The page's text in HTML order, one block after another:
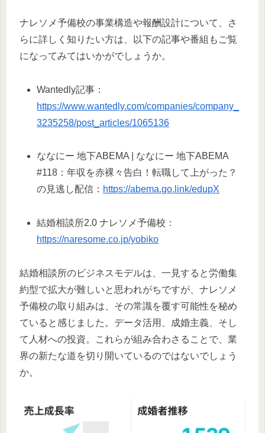
ナレソメ予備校の事業構造や報酬設計について、さ
らに詳しく知りたい方は、以下の記事や番組もご覧
になってみてはいかがでしょうか。
Wantedly記事：
https://www.wantedly.com/companies/company_
3235258/post_articles/1065136
ななにー 地下ABEMA | ななにー 地下ABEMA
#118：年収を赤裸々告白！転職して上がった？
の見逃し配信： https://abema.go.link/edupX
結婚相談所2.0 ナレソメ予備校：
https://naresome.co.jp/yobiko
結婚相談所のビジネスモデルは、一見すると労働集
約型で拡大が難しいと思われがちですが、ナレソメ
予備校の取り組みは、その常識を覆す可能性を秘め
ていると感じました。データ活用、成婚主義、そし
て人材への投資。これらが組み合わさることで、業
界の新たな道を切り開いているのではないでしょう
か。